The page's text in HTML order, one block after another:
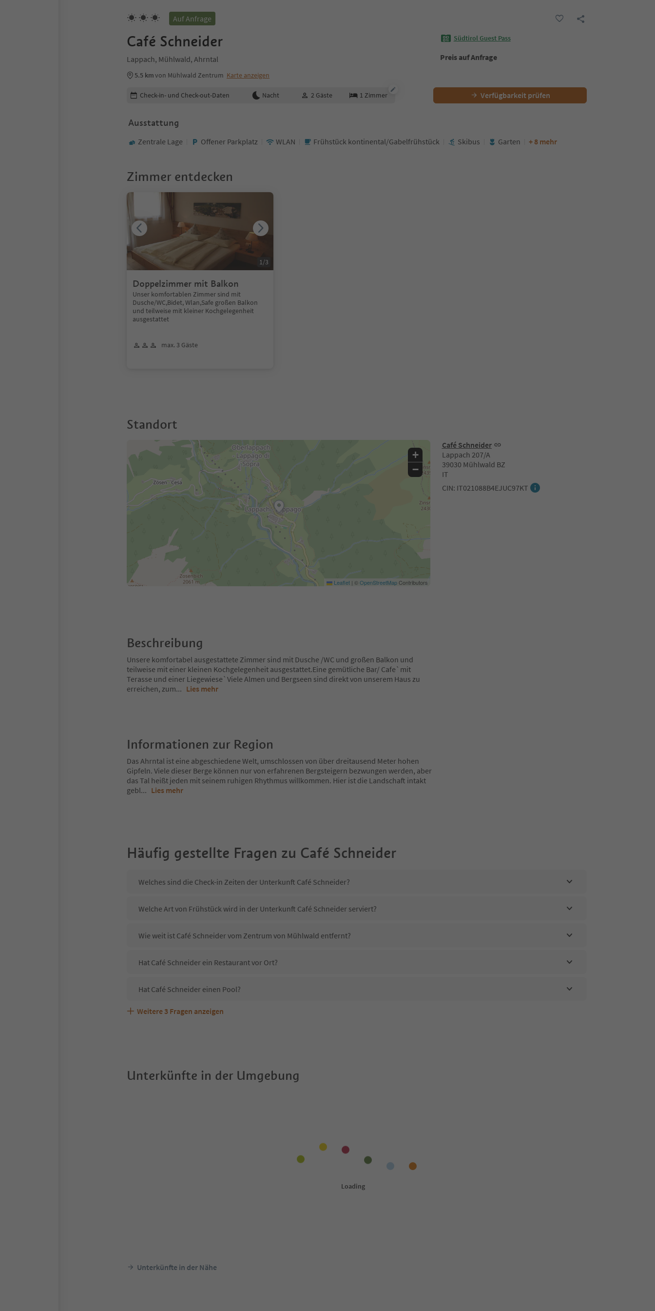
Auf Anfrage
Café Schneider
Lappach, Mühlwald, Ahrntal
5.5 kmvon Mühlwald Zentrum Karte anzeigen
Südtirol Guest Pass
Preis auf Anfrage
Buchungsdetails bearbeiten
Check-in- und Check-out-Daten Nacht 2 Gäste 1 Zimmer Verfügbarkeit prüfen
Ausstattung
Zentrale Lage Offener Parkplatz WLAN Frühstück kontinental/Gabelfrühstück Skibus Garten + 8 mehr
Zimmer entdecken
Doppelzimmer mit Balkon
Unser komfortablen Zimmer sind mit
Dusche/WC,Bidet, Wlan,Safe großen Balkon
und teilweise mit kleiner Kochgelegenheit
ausgestattet
max. 3 Gäste
1/3
Standort
Café Schneider
Lappach 207/A
39030 Mühlwald BZ
IT
CIN: IT021088B4EJUC97KT
+
−
Leaflet | ©OpenStreetMapContributors
Beschreibung
Unsere komfortabel ausgestattete Zimmer sind mit Dusche /WC und großen Balkon und
teilweise mit einer kleinen Kochgelegenheit ausgestattet.Eine gemütliche Bar/ Cafe`mit
Terasse und einer Liegewiese`Viele Almen und Bergseen sind direkt von unserem Haus zu
erreichen, zum... Lies mehr
Informationen zur Region
Das Ahrntal ist eine abgeschiedene Welt, umschlossen von über dreitausend Meter hohen
Gipfeln. Viele dieser Berge können nur von erfahrenen Bergsteigern bezwungen werden, aber
das Tal heißt jeden mit seinem ruhigen Rhythmus willkommen. Hier ist die Landschaft intakt
gebl... Lies mehr
Häufig gestellte Fragen zu Café Schneider
Welches sind die Check-in Zeiten der Unterkunft Café Schneider?
Welche Art von Frühstück wird in der Unterkunft Café Schneider serviert?
Wie weit ist Café Schneider vom Zentrum von Mühlwald entfernt?
Hat Café Schneider ein Restaurant vor Ort?
Hat Café Schneider einen Pool?
Sind Haustiere in der Unterkunft Café Schneider erlaubt?
Welche Services bietet Café Schneider?
Weitere 3 Fragen anzeigen
Unterkünfte in der Umgebung
Unterkünfte in der Nähe